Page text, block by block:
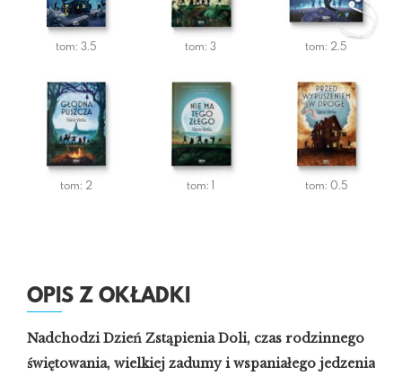
tom: 3.5 tom: 3 tom: 2.5
tom: 2 tom: 1 tom: 0.5
OPIS Z OKŁADKI
Nadchodzi Dzień Zstąpienia Doli, czas rodzinnego
świętowania, wielkiej zadumy i wspaniałego jedzenia